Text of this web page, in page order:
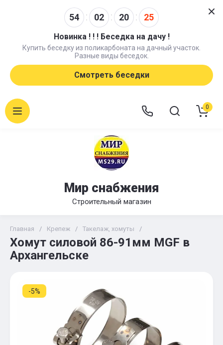
54 02 20 24
Новинка ! ! ! Беседка на дачу !
Купить беседку из поликарбоната на дачный участок.
Разные виды беседок.
Смотреть беседки
Мир снабжения
Строительный магазин
0
Главная / Крепеж / Такелаж, хомуты /
Хомут силовой 86-91мм MGF в
Архангельске
-5%